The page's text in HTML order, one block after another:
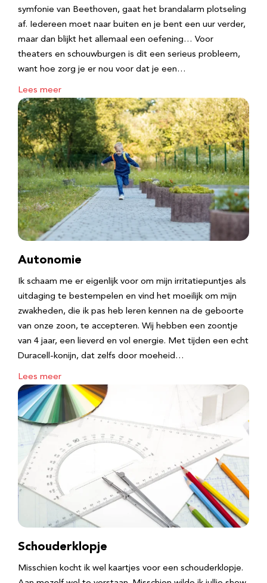
symfonie van Beethoven, gaat het brandalarm plotseling
af. Iedereen moet naar buiten en je bent een uur verder,
maar dan blijkt het allemaal een oefening… Voor
theaters en schouwburgen is dit een serieus probleem,
want hoe zorg je er nou voor dat je een…
Lees meer
Autonomie
Ik schaam me er eigenlijk voor om mijn irritatiepuntjes als
uitdaging te bestempelen en vind het moeilijk om mijn
zwakheden, die ik pas heb leren kennen na de geboorte
van onze zoon, te accepteren. Wij hebben een zoontje
van 4 jaar, een lieverd en vol energie. Met tijden een echt
Duracell-konijn, dat zelfs door moeheid…
Lees meer
Schouderklopje
Misschien kocht ik wel kaartjes voor een schouderklopje.